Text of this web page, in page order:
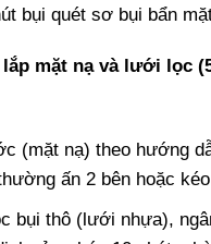
bụi quét sơ bụi bẩn
mặt nạ và lưới lọc
(mặt nạ) theo hướng
ấn 2 bên hoặc
bụi thô (lưới nhựa),